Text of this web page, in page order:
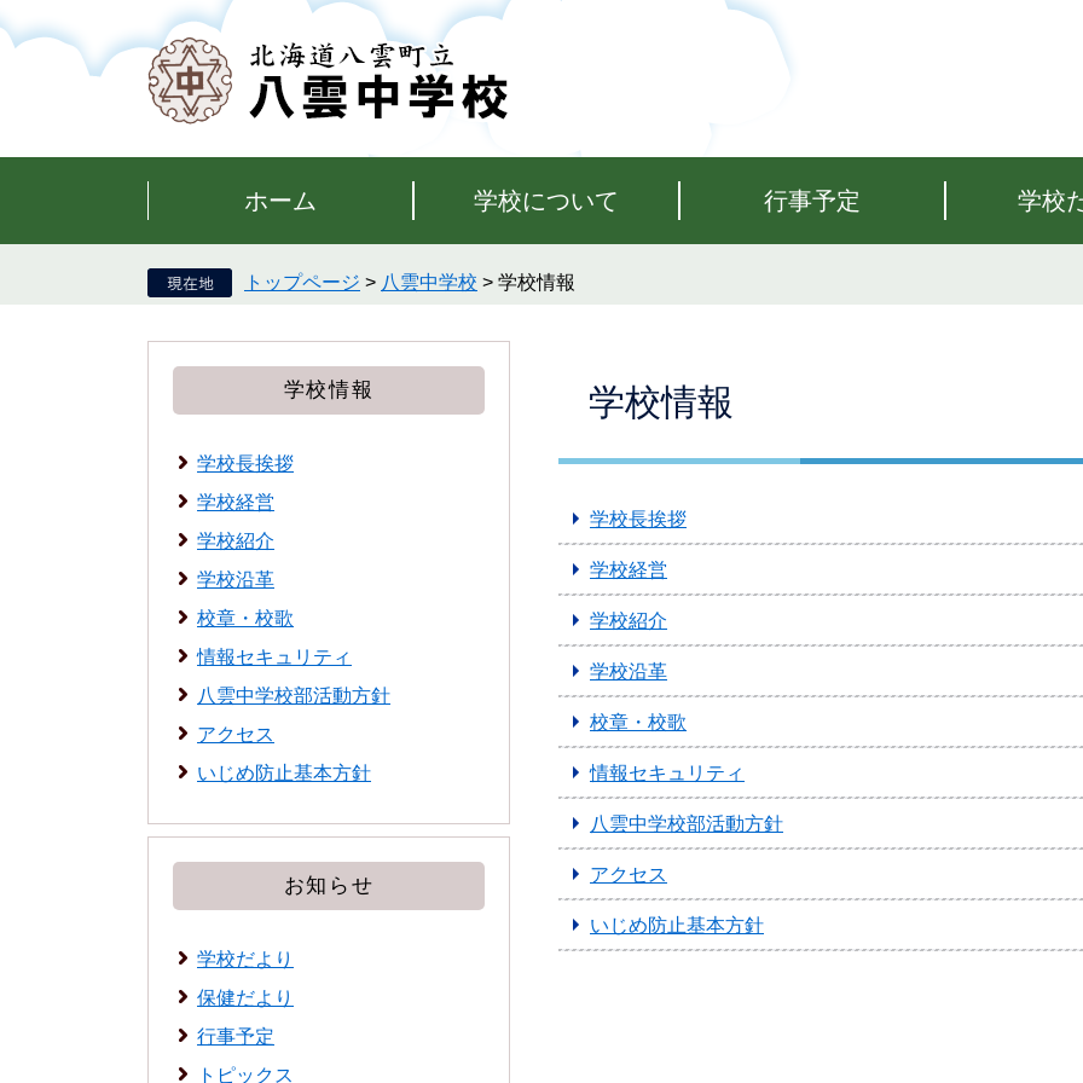
ー
で
ニ
ば
本
ホーム 学校について 行事予定 学校
トップページ > 八雲中学校 > 学校情報
学校情報
学校長挨拶
学校経営
学校紹介
学校沿革
校章・校歌
情報セキュリティ
八雲中学校部活動方針
アクセス
いじめ防止基本方針
学校情報
学校長挨拶
学校経営
学校紹介
学校沿革
校章・校歌
情報セキュリティ
八雲中学校部活動方針
アクセス
いじめ防止基本方針
お知らせ
学校だより
保健だより
行事予定
トピックス